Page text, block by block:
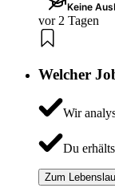
Keine
vor 2 Tagen
Welcher
Wir
Du
Zum